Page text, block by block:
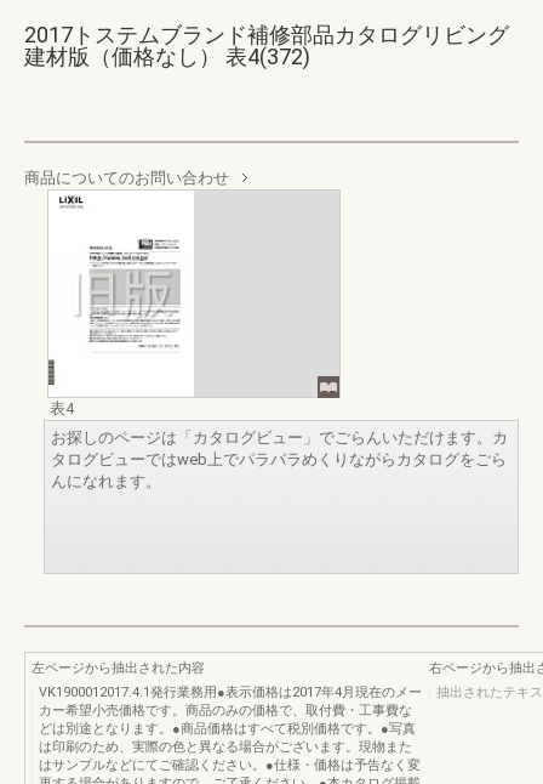
2017トステムブランド補修部品カタログリビング
建材版（価格なし） 表4(372)
商品についてのお問い合わせ
表4
お探しのページは「カタログビュー」でごらんいただけます。カ
タログビューではweb上でパラパラめくりながらカタログをごら
んになれます。
左ページから抽出された内容
VK1900012017.4.1発行業務用●表示価格は2017年4月現在のメー
カー希望小売価格です。商品のみの価格で、取付費・工事費な
どは別途となります。●商品価格はすべて税別価格です。●写真
は印刷のため、実際の色と異なる場合がございます。現物また
はサンプルなどにてご確認ください。●仕様・価格は予告なく変
右ページから抽出
抽出されたテキ